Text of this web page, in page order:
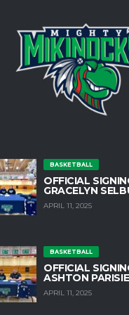
BASKETBALL
OFFICIAL
GRACELYN
APRIL 11, 2025
BASKETBALL
OFFICIAL
ASHTON
APRIL 11, 2025